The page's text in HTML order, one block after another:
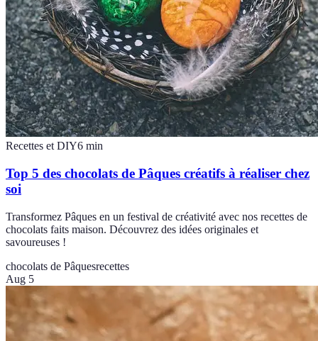
Recettes et DIY6 min
Top 5 des chocolats de Pâques créatifs à réaliser chez
soi
Transformez Pâques en un festival de créativité avec nos recettes de
chocolats faits maison. Découvrez des idées originales et
savoureuses !
chocolats de Pâquesrecettes
Aug 5